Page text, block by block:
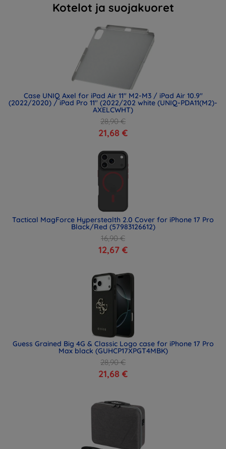
Kotelot ja suojakuoret
Case UNIQ Axel for iPad Air 11" M2-M3 / iPad Air 10.9"
(2022/2020) / iPad Pro 11" (2022/202 white (UNIQ-PDA11(M2)-
AXELCWHT)
28,90 €
21,68 €
Tactical MagForce Hyperstealth 2.0 Cover for iPhone 17 Pro
Black/Red (57983126612)
16,90 €
12,67 €
Guess Grained Big 4G & Classic Logo case for iPhone 17 Pro
Max black (GUHCP17XPGT4MBK)
28,90 €
21,68 €